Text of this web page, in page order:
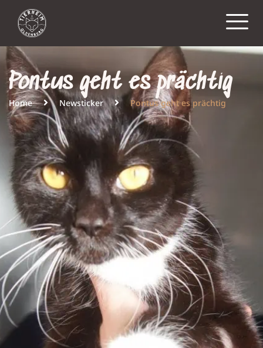
Pontus geht es prächtig
Home Newsticker Pontus geht es prächtig